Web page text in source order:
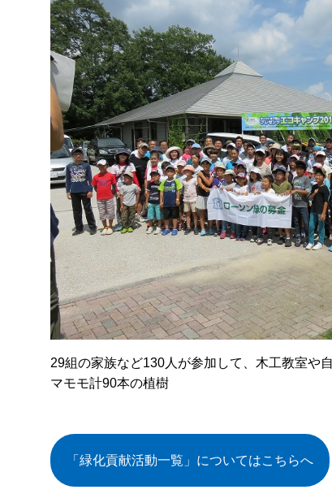
29組の家族など130人が参加して、木工教室や
マモモ計90本の植樹
「緑化貢献活動一覧」についてはこちらへ